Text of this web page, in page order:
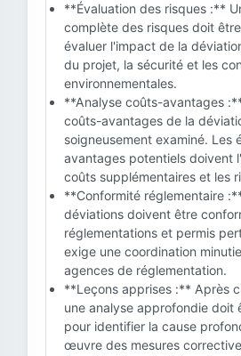
**Évaluation des risques :**
complète des risques doit
évaluer l'impact de la
du projet, la sécurité et les
environnementales.
**Analyse coûts-avantages
coûts-avantages de la
soigneusement examiné. Les
avantages potentiels doivent
coûts supplémentaires et les
**Conformité réglementaire
déviations doivent être
réglementations et permis
exige une coordination
agences de réglementation.
**Leçons apprises :** Après
une analyse approfondie doit
pour identifier la cause
œuvre des mesures